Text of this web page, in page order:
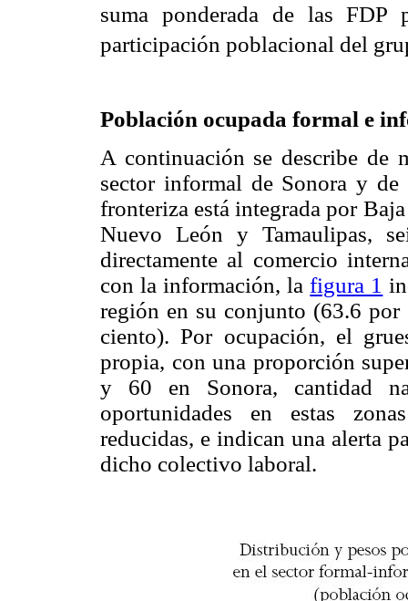
suma ponderada de las FDP
participación poblacional del
Población ocupada formal e
A continuación se describe de
sector informal de Sonora y
fronteriza está integrada por
Nuevo León y Tamaulipas,
directamente al comercio
con la información, lafigura 1
región en su conjunto (63.6 por
ciento). Por ocupación, el
propia, con una proporción
y 60 en Sonora, cantidad
oportunidades en estas
reducidas, e indican una alerta
dicho colectivo laboral.